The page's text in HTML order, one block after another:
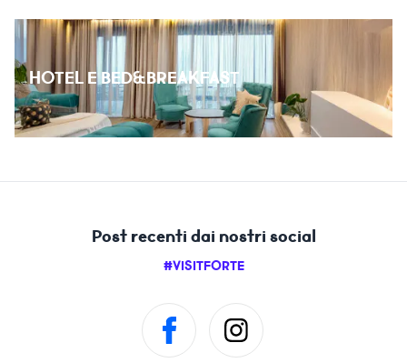
HOTEL E BED&BREAKFAST
Post recenti dai nostri social
#VISITFORTE